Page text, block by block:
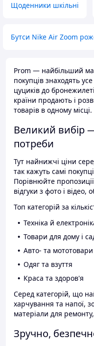
Щоденники шкільні
Бутси Nike Air Zoom
Prom — найбільший
покупців знаходять
цуциків до
країни продають і
товарів в одному місці.
Великий вибір
потреби
Тут найнижчі ціни
так кажуть самі
Порівнюйте
відгуки з фото і
Топ категорій за
Техніка й
Товари для дому і
Авто- та мототовари
Одяг та взуття
Краса та здоров'я
Серед категорій, що
харчування та напої,
матеріали для
Зручно,